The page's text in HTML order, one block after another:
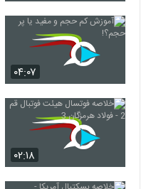
۰۴:۰۷
۰۲:۱۸